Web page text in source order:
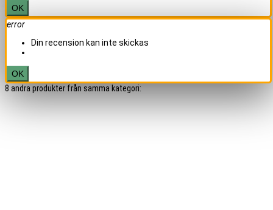
OK
error
Din recension kan inte skickas
OK
8 andra produkter från samma kategori: